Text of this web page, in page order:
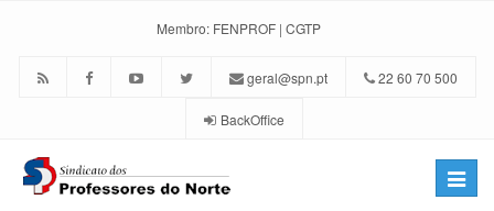
Membro: FENPROF | CGTP
geral@spn.pt 22 60 70 500
BackOffice
Toggle